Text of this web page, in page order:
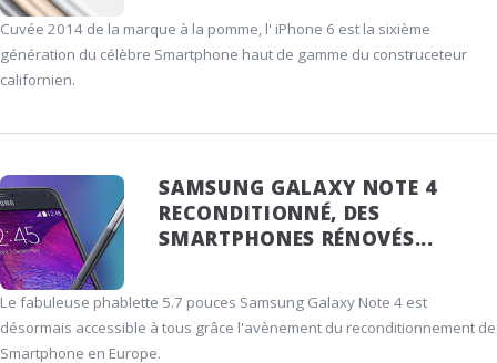
Cuvée 2014 de la marque à la pomme, l' iPhone 6 est la sixième
génération du célèbre Smartphone haut de gamme du construceteur
californien.
SAMSUNG GALAXY NOTE 4
RECONDITIONNÉ, DES
SMARTPHONES RÉNOVÉS...
Le fabuleuse phablette 5.7 pouces Samsung Galaxy Note 4 est
désormais accessible à tous grâce l'avènement du reconditionnement de
Smartphone en Europe.